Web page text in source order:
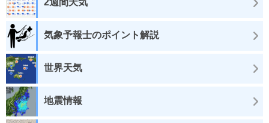
気象予報士のポイント解説
世界天気
地震情報